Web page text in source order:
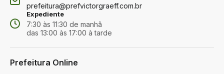
prefeitura@prefvictorgraeff.com.br
Expediente
7:30 às 11:30 de manhã
das 13:00 às 17:00 à tarde
Prefeitura Online